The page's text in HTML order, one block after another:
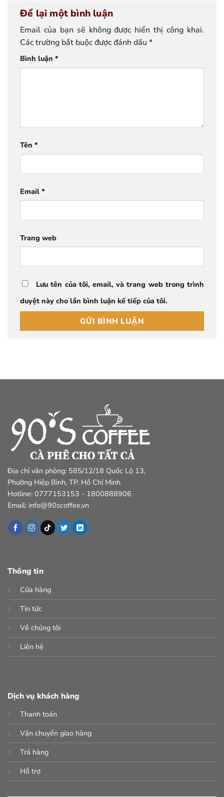
Để lại một bình luận
Email của bạn sẽ không được hiển thị công khai.
Các trường bắt buộc được đánh dấu *
Bình luận *
Tên *
Email *
Trang web
Lưu tên của tôi, email, và trang web trong trình
duyệt này cho lần bình luận kế tiếp của tôi.
Địa chỉ văn phòng: 585/12/18 Quốc Lộ 13,
Phường Hiệp Bình, TP. Hồ Chí Minh
Hotline: 0777153153 - 1800888906
Email: info@90scoffee.vn
Thông tin
Cửa hàng
Tin tức
Về chúng tôi
Liên hệ
Dịch vụ khách hàng
Thanh toán
Vận chuyển giao hàng
Trả hàng
Hỗ trợ